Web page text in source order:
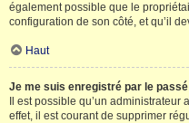
également possible que le
configuration de son côté, et qu’il
Haut
Je me suis enregistré par le
Il est possible qu’un
effet, il est courant de supprimer